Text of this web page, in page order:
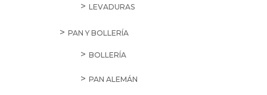
LEVADURAS
PAN Y BOLLERÍA
BOLLERÍA
PAN ALEMÁN